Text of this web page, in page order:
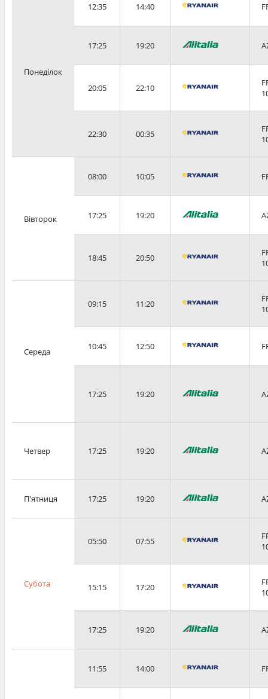
Понеділок
12:35 14:40
17:25 19:20
20:05 22:10
22:30 00:35
Вівторок
08:00 10:05
17:25 19:20
18:45 20:50
Середа
09:15 11:20
10:45 12:50
17:25 19:20
Четвер 17:25 19:20
П'ятниця 17:25 19:20
Субота
05:50 07:55
15:15 17:20
17:25 19:20
11:55 14:00